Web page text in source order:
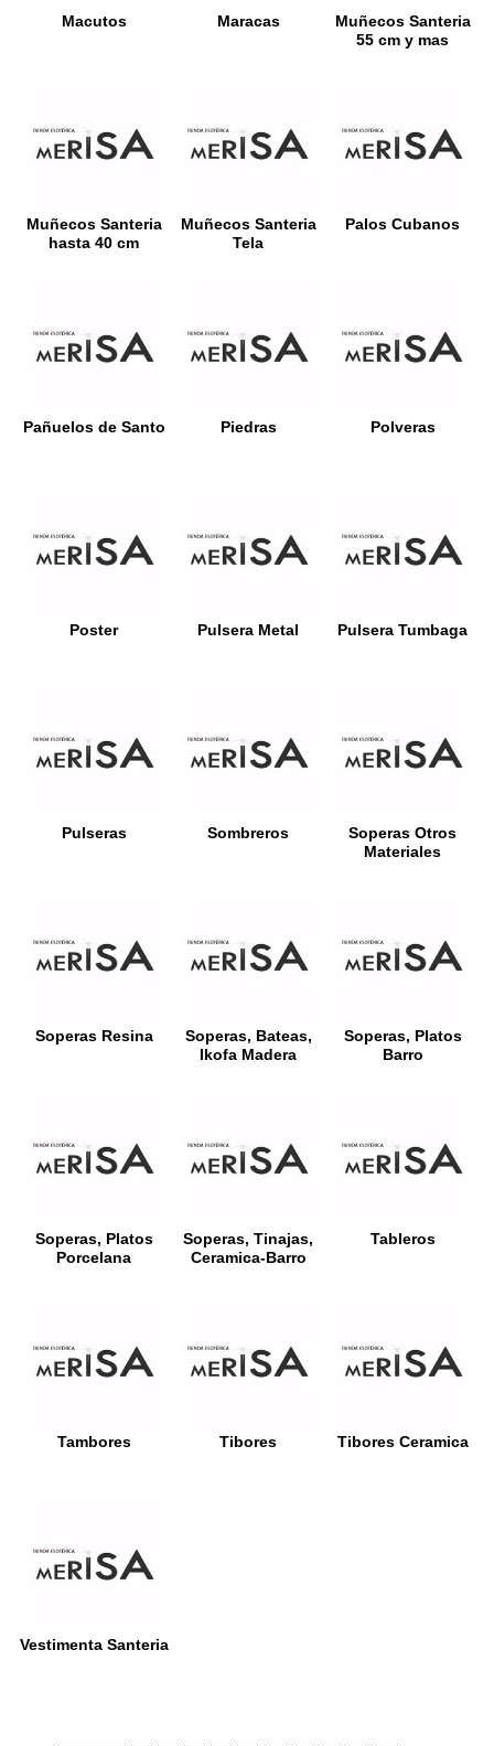
Macutos Maracas
Muñecos Santeria
55 cm y mas
Muñecos Santeria
hasta 40 cm
Muñecos Santeria
Tela
Palos Cubanos
Pañuelos de Santo Piedras Polveras
Poster Pulsera Metal Pulsera Tumbaga
Pulseras Sombreros
Soperas Otros
Materiales
Soperas Resina
Soperas, Bateas,
Ikofa Madera
Soperas, Platos
Barro
Soperas, Platos
Porcelana
Soperas, Tinajas,
Ceramica-Barro
Tableros
Tambores Tibores Tibores Ceramica
Vestimenta Santeria